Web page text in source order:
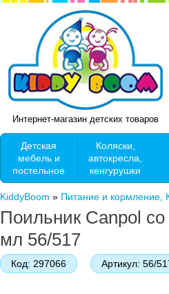
Интернет-магазин детских товаров
Детская
мебель и
постельное
Коляски,
автокресла,
кенгурушки
KiddyBoom » Питание и кормление,
Поильник Canpol
мл 56/517
Код: 297066 Артикул: 56/